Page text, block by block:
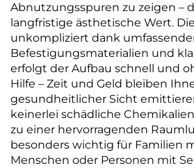
Abnutzungsspuren zu zeigen –
langfristige ästhetische Wert.
unkompliziert dank
Befestigungsmaterialien und
erfolgt der Aufbau schnell und
Hilfe – Zeit und Geld bleiben
gesundheitlicher Sicht
keinerlei schädliche
zu einer hervorragenden
besonders wichtig für Familien
Menschen oder Personen mit